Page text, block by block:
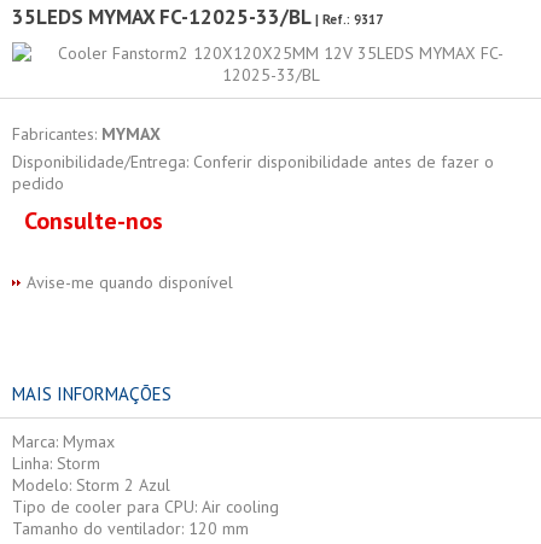
35LEDS MYMAX FC-12025-33/BL | Ref.: 9317
Fabricantes: MYMAX
Disponibilidade/Entrega: Conferir disponibilidade antes de fazer o
pedido
Consulte-nos
Avise-me quando disponível
MAIS INFORMAÇÕES
Marca: Mymax
Linha: Storm
Modelo: Storm 2 Azul
Tipo de cooler para CPU: Air cooling
Tamanho do ventilador: 120 mm